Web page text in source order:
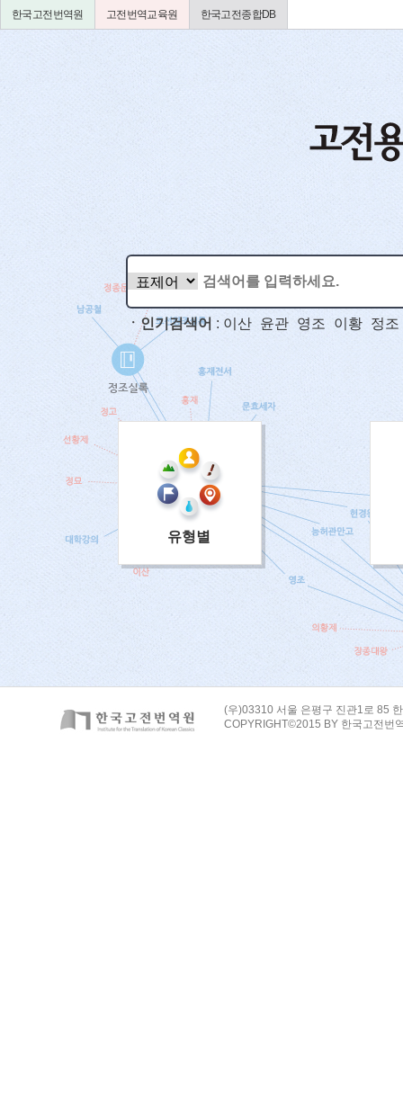
한국고전번역원 고전번역교육원 한국고전종합DB
ㆍ인기검색어 : 이산 윤관 영조 이황 정조
유형별
(우)03310 서울 은평구 진관1로 85
COPYRIGHT©2015 BY 한국고전번